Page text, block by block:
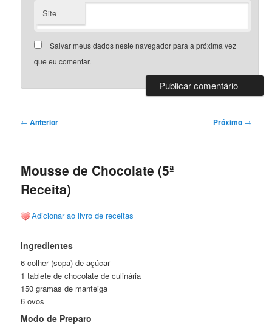
Site
Salvar meus dados neste navegador para a próxima vez
que eu comentar.
Navegação
← Anterior Próximo →
Mousse de Chocolate (5ª
Receita)
Adicionar ao livro de receitas
Ingredientes
6 colher (sopa) de açúcar
1 tablete de chocolate de culinária
150 gramas de manteiga
6 ovos
Modo de Preparo